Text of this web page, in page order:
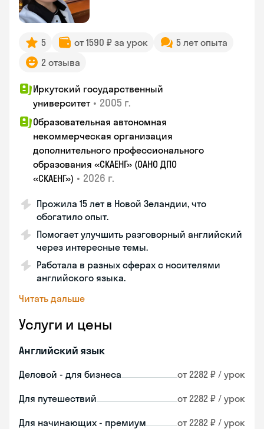
5 от 1590 ₽ за урок
5 лет опыта
2 отзыва
Иркутский государственный
университет • 2005 г.
Образовательная автономная
некоммерческая организация
дополнительного профессионального
образования «СКАЕНГ» (ОАНО ДПО
«СКАЕНГ») • 2026 г.
Прожила 15 лет в Новой Зеландии, что
обогатило опыт.
Помогает улучшить разговорный английский
через интересные темы.
Работала в разных сферах с носителями
английского языка.
Читать дальше
Услуги и цены
Английский язык
Деловой - для бизнеса от 2282 ₽ / урок
Для путешествий от 2282 ₽ / урок
Для начинающих - премиум от 2282 ₽ / урок